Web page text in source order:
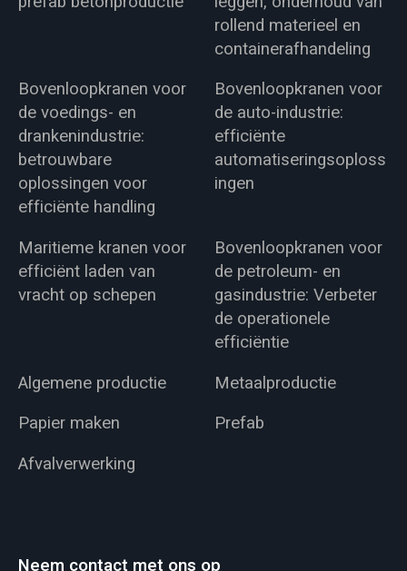
rollend materieel en
containerafhandeling
Bovenloopkranen voor
de voedings- en
drankenindustrie:
betrouwbare
oplossingen voor
efficiënte handling
Bovenloopkranen voor
de auto-industrie:
efficiënte
automatiseringsoploss
ingen
Maritieme kranen voor
efficiënt laden van
vracht op schepen
Bovenloopkranen voor
de petroleum- en
gasindustrie: Verbeter
de operationele
efficiëntie
Algemene productie
Metaalproductie
Papier maken
Prefab
Afvalverwerking
Neem contact met ons op